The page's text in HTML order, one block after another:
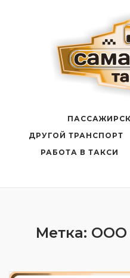
ДРУГОЙ ТРАНСПОРТ
РАБОТА В ТАКСИ
Метка: ООО